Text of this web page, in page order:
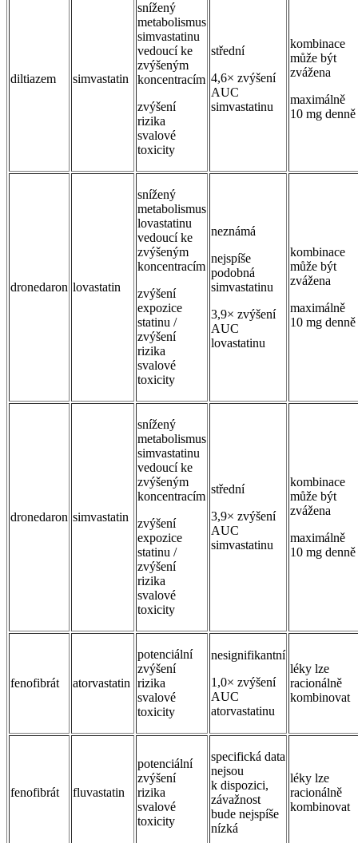
diltiazem simvastatin
snížený
metabolismus
simvastatinu
vedoucí ke
zvýšeným
koncentracím
zvýšení
rizika
svalové
toxicity
střední
4,6× zvýšení
AUC
simvastatinu
kombinace
může být
zvážena
maximálně
10 mg denně
dronedaron lovastatin
snížený
metabolismus
lovastatinu
vedoucí ke
zvýšeným
koncentracím
zvýšení
expozice
statinu /
zvýšení
rizika
svalové
toxicity
neznámá
nejspíše
podobná
simvastatinu
3,9× zvýšení
AUC
lovastatinu
kombinace
může být
zvážena
maximálně
10 mg denně
dronedaron simvastatin
snížený
metabolismus
simvastatinu
vedoucí ke
zvýšeným
koncentracím
zvýšení
expozice
statinu /
zvýšení
rizika
svalové
toxicity
střední
3,9× zvýšení
AUC
simvastatinu
kombinace
může být
zvážena
maximálně
10 mg denně
fenofibrát atorvastatin
potenciální
zvýšení
rizika
svalové
toxicity
nesignifikantní
1,0× zvýšení
AUC
atorvastatinu
léky lze
racionálně
kombinovat
fenofibrát fluvastatin
potenciální
zvýšení
rizika
svalové
toxicity
specifická data
nejsou
k dispozici,
závažnost
bude nejspíše
nízká
léky lze
racionálně
kombinovat